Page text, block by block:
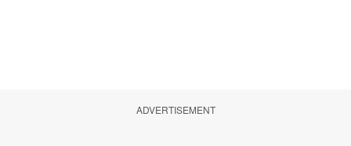
ADVERTISEMENT